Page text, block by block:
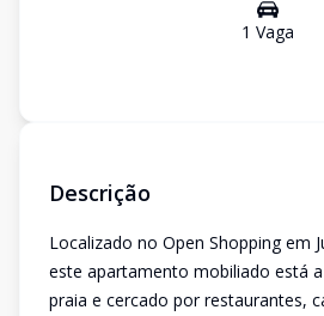
1 Vaga
Descrição
Localizado no Open Shopping em
este apartamento mobiliado está
praia e cercado por restaurantes,